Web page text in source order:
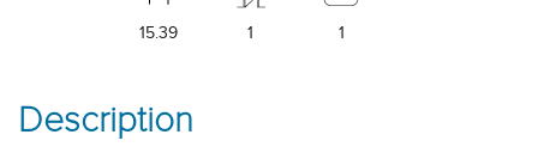
15.39 1 1
Description